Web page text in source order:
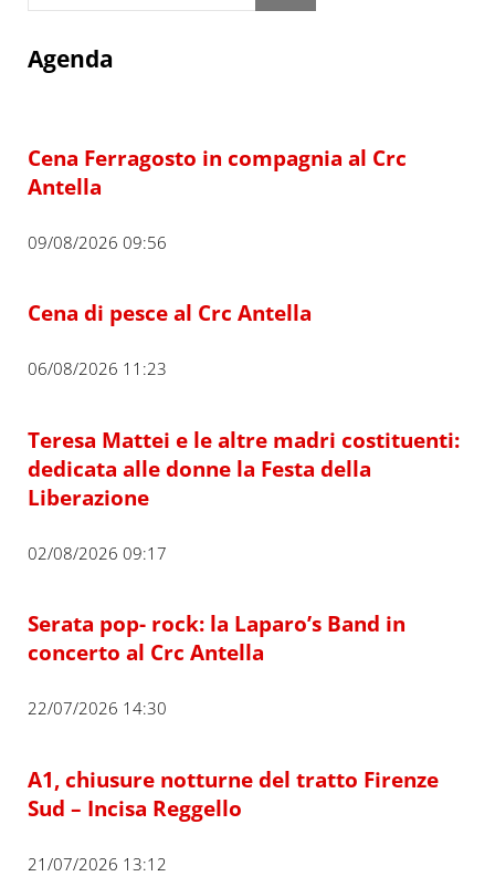
Agenda
Cena Ferragosto in compagnia al Crc
Antella
09/08/2026 09:56
Cena di pesce al Crc Antella
06/08/2026 11:23
Teresa Mattei e le altre madri costituenti:
dedicata alle donne la Festa della
Liberazione
02/08/2026 09:17
Serata pop- rock: la Laparo’s Band in
concerto al Crc Antella
22/07/2026 14:30
A1, chiusure notturne del tratto Firenze
Sud – Incisa Reggello
21/07/2026 13:12